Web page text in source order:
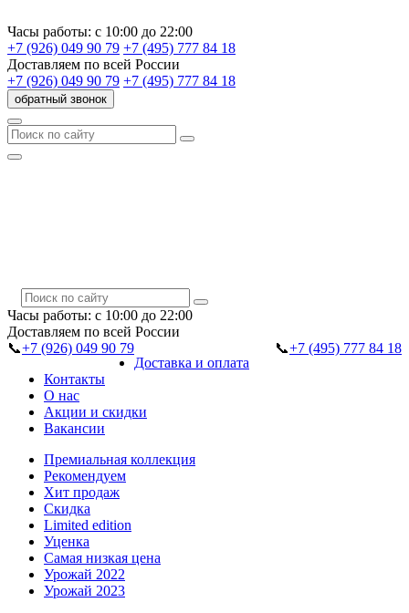
Часы работы: с 10:00 до 22:00
+7 (926) 049 90 79 +7 (495) 777 84 18
Доставляем по всей России
+7 (926) 049 90 79 +7 (495) 777 84 18
обратный звонок
Часы работы: с 10:00 до 22:00
Доставляем по всей России
📞+7 (926) 049 90 79 📞+7 (495) 777 84 18
Доставка и оплата
Контакты
О нас
Акции и скидки
Вакансии
Премиальная коллекция
Рекомендуем
Хит продаж
Скидка
Limited edition
Уценка
Самая низкая цена
Урожай 2022
Урожай 2023